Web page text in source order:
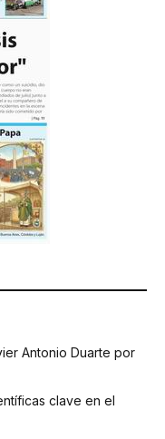
Antonio Duarte por
clave en el